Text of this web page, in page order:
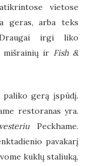
vietose
geras, arba teks
irgi liko
mišrainių ir Fish &
gerą įspūdį.
restoranas yra.
Peckhame.
pavakarį
kuklų staliuką,